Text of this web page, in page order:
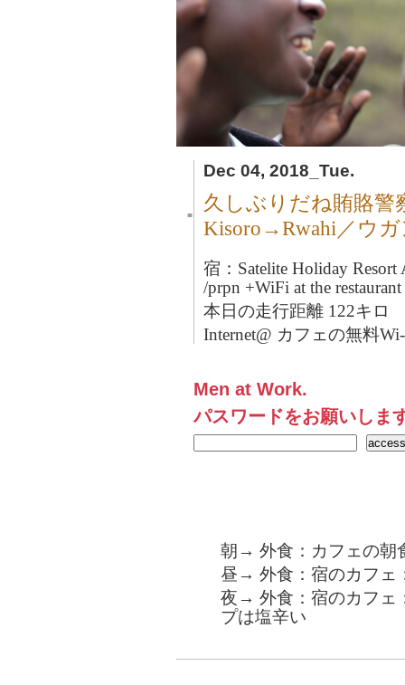
Dec 04, 2018_Tue.
■
久しぶりだね賄賂警
Kisoro→Rwahi／ウ
宿：Satelite Holiday
/prpn +WiFi at the
本日の走行距離 122キロ
Internet@ カフェの無料
Men at Work.
パスワードをお願いしま
朝→ 外食：カフェの朝
昼→ 外食：宿のカフェ
夜→ 外食：宿のカフェ
プは塩辛い